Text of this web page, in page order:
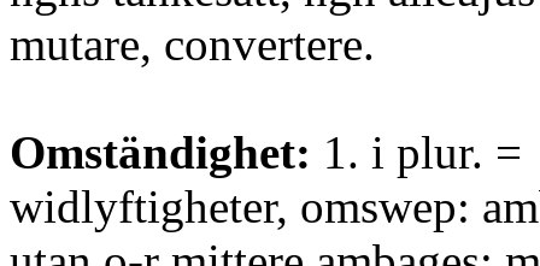
mutare, convertere.
Omständighet: 1. i plur. =
widlyftigheter, omswep: